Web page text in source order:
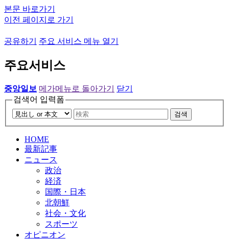
본문 바로가기
이전 페이지로 가기
공유하기 주요 서비스 메뉴 열기
주요서비스
중앙일보 메가메뉴로 돌아가기
닫기
검색어 입력폼
검색
HOME
最新記事
ニュース
政治
経済
国際・日本
北朝鮮
社会・文化
スポーツ
オピニオン